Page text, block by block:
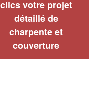
clics votre projet
détaillé de
charpente et
couverture